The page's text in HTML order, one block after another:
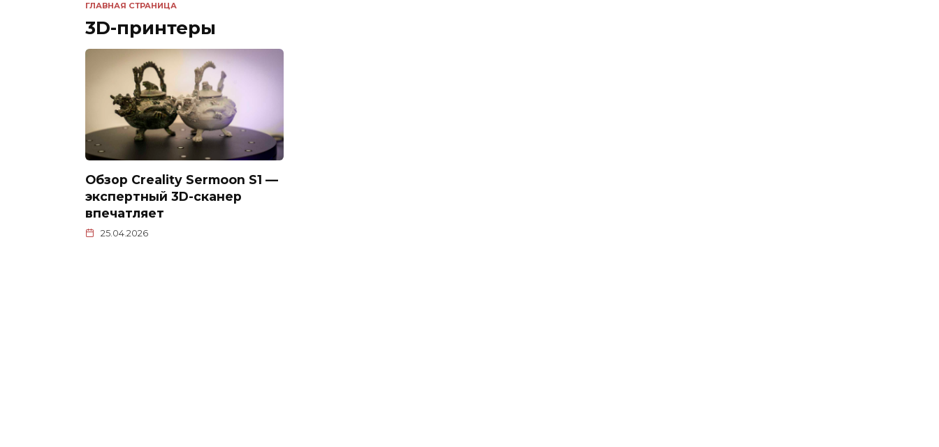
ГЛАВНАЯ СТРАНИЦА
3D-принтеры
Обзор Creality Sermoon S1 —
экспертный 3D-сканер
впечатляет
25.04.2026